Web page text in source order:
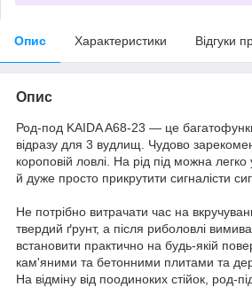
Опис Характеристики Відгуки
Опис
Род-под KAIDA A68-23 — це
відразу для 3 вудлищ. Чудово
короповій ловлі. На рід під можна
й дуже просто прикрутити сигналісти
Не потрібно витрачати час на
твердий ґрунт, а після риболовлі
встановити практично на будь-якій
кам'яними та бетонними плитами та
На відміну від поодиноких стійок, род-